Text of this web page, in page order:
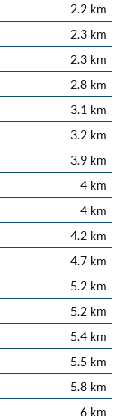
2.2 km
2.3 km
2.3 km
2.8 km
3.1 km
3.2 km
3.9 km
4 km
4 km
4.2 km
4.7 km
5.2 km
5.2 km
5.4 km
5.5 km
5.8 km
6 km